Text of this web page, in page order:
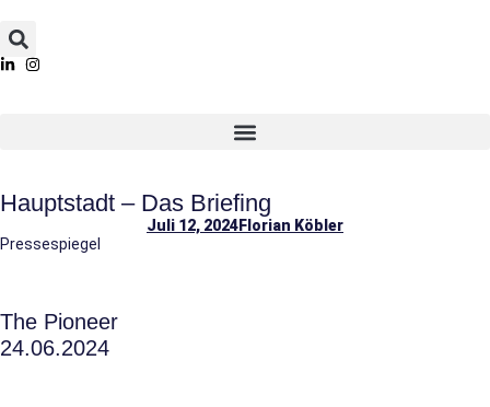
Hauptstadt – Das Briefing
Juli 12, 2024Florian Köbler
Pressespiegel
The Pioneer
24.06.2024